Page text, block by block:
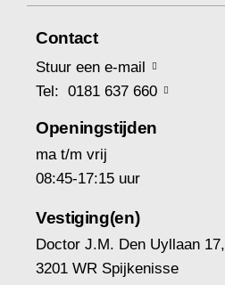
Contact
Stuur een e-mail
Tel: 0181 637 660
Openingstijden
ma t/m vrij
08:45-17:15 uur
Vestiging(en)
Doctor J.M. Den Uyllaan 17,
3201 WR Spijkenisse